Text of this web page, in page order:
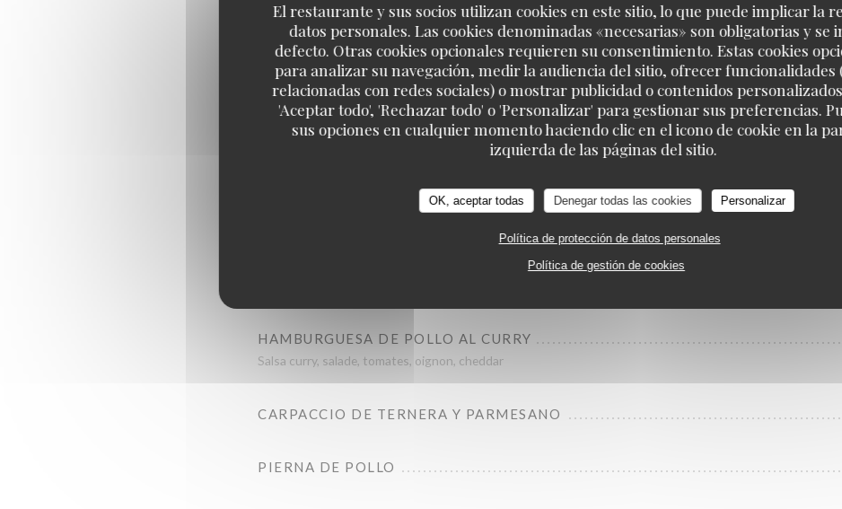
El restaurante y sus socios utilizan cookies en este sitio, lo que puede implicar la
datos personales. Las cookies denominadas «necesarias» son obligatorias y se
defecto. Otras cookies opcionales requieren su consentimiento. Estas cookies
para analizar su navegación, medir la audiencia del sitio, ofrecer funcionalidades
relacionadas con redes sociales) o mostrar publicidad o contenidos
'Aceptar todo', 'Rechazar todo' o 'Personalizar' para gestionar sus preferencias.
sus opciones en cualquier momento haciendo clic en el icono de cookie en la
izquierda de las páginas del sitio.
OK, aceptar todas Denegar todas las cookies Personalizar
Política de protección de datos personales
Política de gestión de cookies
BOWL ATLÁNTICO
BOWL ITALIANO
Carne
HAMBURGUESA DE POLLO AL CURRY
Salsa curry, salade, tomates, oignon, cheddar
CARPACCIO DE TERNERA Y PARMESANO
PIERNA DE POLLO